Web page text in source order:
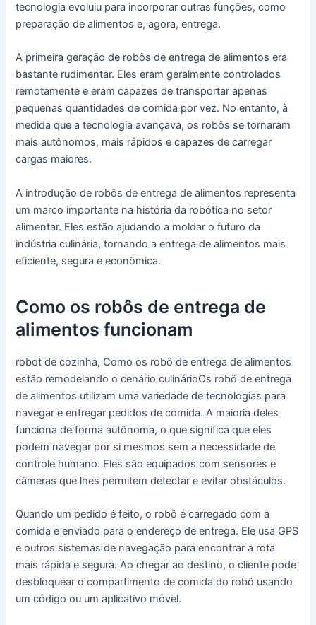
tecnologia evoluiu para incorporar outras funções, como
preparação de alimentos e, agora, entrega.
A primeira geração de robôs de entrega de alimentos era
bastante rudimentar. Eles eram geralmente controlados
remotamente e eram capazes de transportar apenas
pequenas quantidades de comida por vez. No entanto, à
medida que a tecnologia avançava, os robôs se tornaram
mais autônomos, mais rápidos e capazes de carregar
cargas maiores.
A introdução de robôs de entrega de alimentos representa
um marco importante na história da robótica no setor
alimentar. Eles estão ajudando a moldar o futuro da
indústria culinária, tornando a entrega de alimentos mais
eficiente, segura e econômica.
Como os robôs de entrega de
alimentos funcionam
robot de cozinha, Como os robô de entrega de alimentos
estão remodelando o cenário culinárioOs robô de entrega
de alimentos utilizam uma variedade de tecnologias para
navegar e entregar pedidos de comida. A maioria deles
funciona de forma autônoma, o que significa que eles
podem navegar por si mesmos sem a necessidade de
controle humano. Eles são equipados com sensores e
câmeras que lhes permitem detectar e evitar obstáculos.
Quando um pedido é feito, o robô é carregado com a
comida e enviado para o endereço de entrega. Ele usa GPS
e outros sistemas de navegação para encontrar a rota
mais rápida e segura. Ao chegar ao destino, o cliente pode
desbloquear o compartimento de comida do robô usando
um código ou um aplicativo móvel.